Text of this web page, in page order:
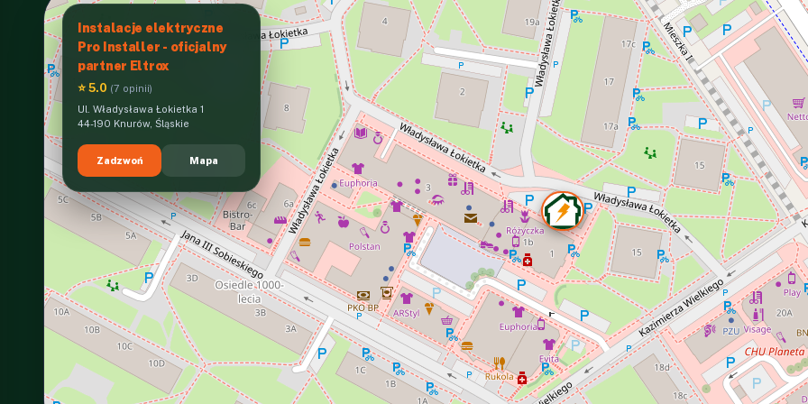
Instalacje elektryczne
Pro Installer - oficjalny
partner Eltrox
⭐ 5.0 (7 opinii)
Ul. Władysława Łokietka 1
44-190 Knurów, Śląskie
Zadzwoń Mapa